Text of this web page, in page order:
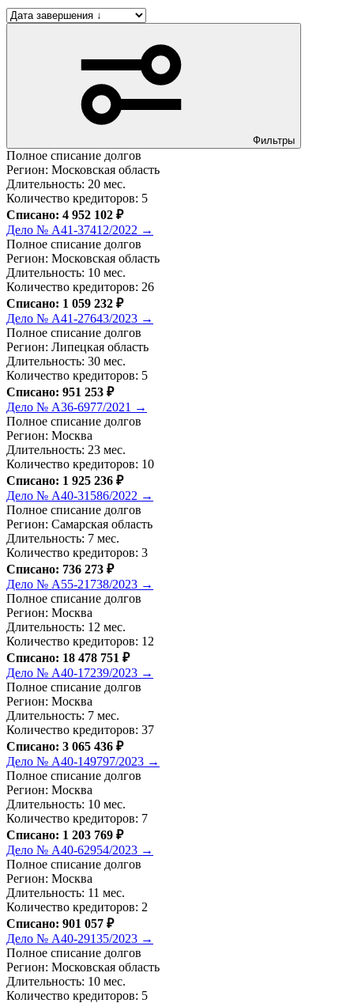
Фильтры
Полное списание долгов
Регион: Московская область
Длительность: 20 мес.
Количество кредиторов: 5
Списано: 4 952 102 ₽
Дело № А41-37412/2022 →
Полное списание долгов
Регион: Московская область
Длительность: 10 мес.
Количество кредиторов: 26
Списано: 1 059 232 ₽
Дело № А41-27643/2023 →
Полное списание долгов
Регион: Липецкая область
Длительность: 30 мес.
Количество кредиторов: 5
Списано: 951 253 ₽
Дело № А36-6977/2021 →
Полное списание долгов
Регион: Москва
Длительность: 23 мес.
Количество кредиторов: 10
Списано: 1 925 236 ₽
Дело № А40-31586/2022 →
Полное списание долгов
Регион: Самарская область
Длительность: 7 мес.
Количество кредиторов: 3
Списано: 736 273 ₽
Дело № А55-21738/2023 →
Полное списание долгов
Регион: Москва
Длительность: 12 мес.
Количество кредиторов: 12
Списано: 18 478 751 ₽
Дело № А40-17239/2023 →
Полное списание долгов
Регион: Москва
Длительность: 7 мес.
Количество кредиторов: 37
Списано: 3 065 436 ₽
Дело № А40-149797/2023 →
Полное списание долгов
Регион: Москва
Длительность: 10 мес.
Количество кредиторов: 7
Списано: 1 203 769 ₽
Дело № А40-62954/2023 →
Полное списание долгов
Регион: Москва
Длительность: 11 мес.
Количество кредиторов: 2
Списано: 901 057 ₽
Дело № А40-29135/2023 →
Полное списание долгов
Регион: Московская область
Длительность: 10 мес.
Количество кредиторов: 5